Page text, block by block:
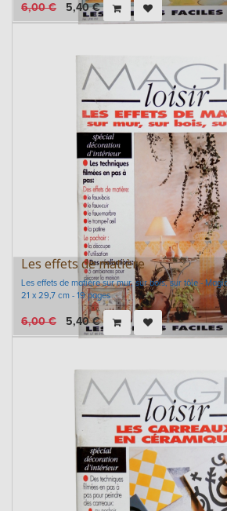
6,00€ 5,40€
Les effets de matière
Les effets de matière sur mur, sur bois, sur tôle -
21 x 29,7 cm - 19 pages
6,00€ 5,40€